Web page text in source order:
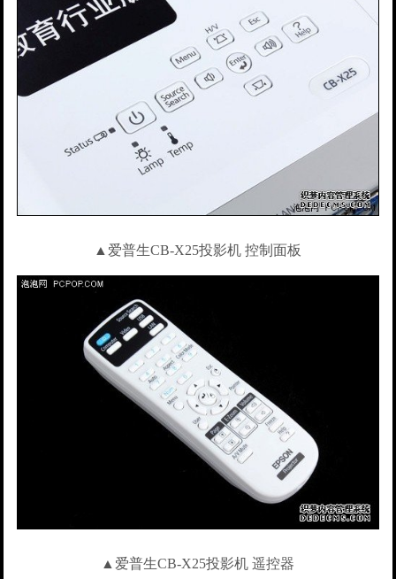
▲爱普生CB-X25投影机 控制面板
▲爱普生CB-X25投影机 遥控器